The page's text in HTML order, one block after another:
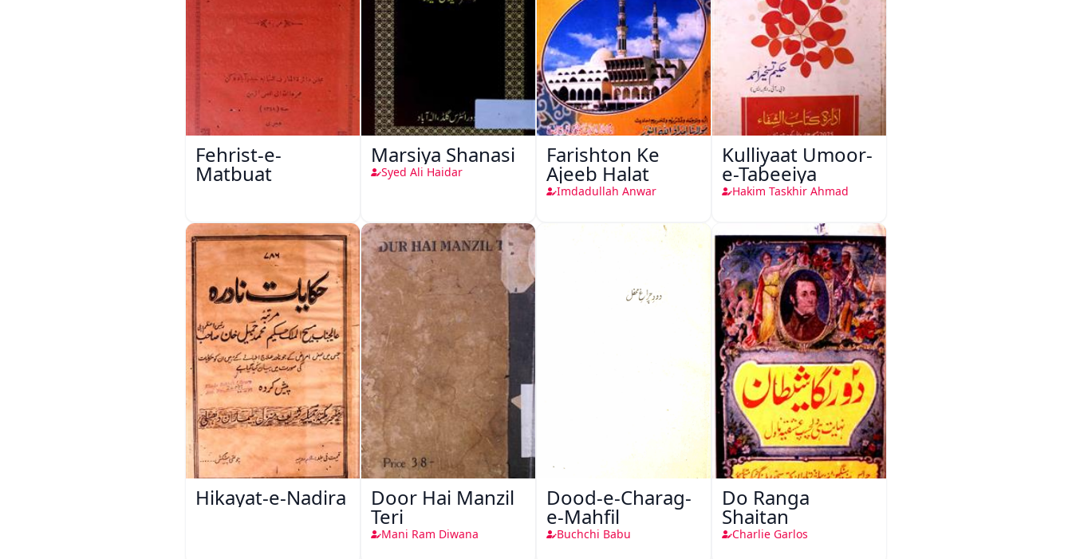
Fehrist-e-
Matbuat
Marsiya Shanasi
Syed Ali Haidar
Farishton Ke
Ajeeb Halat
Imdadullah Anwar
Kulliyaat Umoor-
e-Tabeeiya
Hakim Taskhir Ahmad
Hikayat-e-Nadira Door Hai Manzil
Teri
Mani Ram Diwana
Dood-e-Charag-
e-Mahfil
Buchchi Babu
Do Ranga
Shaitan
Charlie Garlos